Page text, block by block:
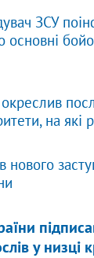
ЗСУ
основні
на які
нового
у низці